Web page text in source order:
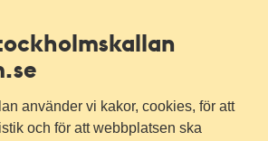
använder vi kakor, cookies, för att
och för att webbplatsen ska